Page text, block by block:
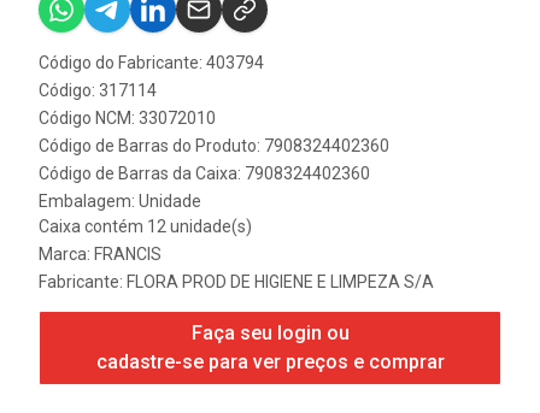
Código do Fabricante: 403794
Código: 317114
Código NCM: 33072010
Código de Barras do Produto: 7908324402360
Código de Barras da Caixa: 7908324402360
Embalagem: Unidade
Caixa contém 12 unidade(s)
Marca: FRANCIS
Fabricante: FLORA PROD DE HIGIENE E LIMPEZA S/A
Faça seu login ou
cadastre-se para ver preços e comprar